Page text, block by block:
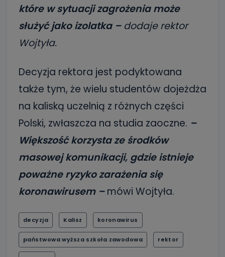
które w sytuacji zagrożenia może
służyć jako izolatka –dodaje rektor
Wojtyła.
Decyzja rektora jest podyktowana
także tym, że wielu studentów dojeżdża
na kaliską uczelnią z różnych części
Polski, zwłaszcza na studia zaoczne. –
Większość korzysta ze środków
masowej komunikacji, gdzie istnieje
poważne ryzyko zarażenia się
koronawirusem – mówi Wojtyła.
decyzja Kalisz koronawirus
państwowa wyższa szkoła zawodowa rektor